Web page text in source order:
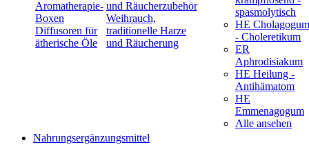
Aromatherapie-
Boxen
Diffusoren für
ätherische Öle
und Räucherzubehör
Weihrauch,
traditionelle Harze
und Räucherung
spasmolytisch
HE Cholagogum
- Choleretikum
ER
Aphrodisiakum
HE Heilung -
Antihämatom
HE
Emmenagogum
Alle ansehen
Nahrungsergänzungsmittel